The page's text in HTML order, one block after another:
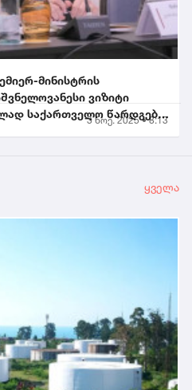
მინისტრის
ვიზიტი
საქართველო წარდგება
3 ნოე. 2025 • 8:13
ყველა